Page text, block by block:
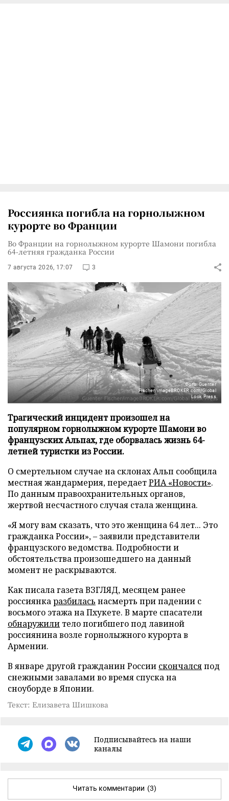
Россиянка погибла на горнолыжном
курорте во Франции
Во Франции на горнолыжном курорте Шамони погибла
64-летняя гражданка России
7 августа 2026, 17:07 3
Фото: Guenter
Fischer/imageBROKER.com/Global
Look Press
Трагический инцидент произошел на
популярном горнолыжном курорте Шамони во
французских Альпах, где оборвалась жизнь 64-
летней туристки из России.
О смертельном случае на склонах Альп сообщила
местная жандармерия, передаетРИА «Новости».
По данным правоохранительных органов,
жертвой несчастного случая стала женщина.
«Я могу вам сказать, что это женщина 64 лет... Это
гражданка России», – заявили представители
французского ведомства. Подробности и
обстоятельства произошедшего на данный
момент не раскрываются.
Как писала газета ВЗГЛЯД, месяцем ранее
россиянкаразбилась насмерть при падении с
восьмого этажа на Пхукете. В марте спасатели
обнаружили тело погибшего под лавиной
россиянина возле горнолыжного курорта в
Армении.
В январе другой гражданин России скончалсяпод
снежными завалами во время спуска на
сноуборде в Японии.
Текст: Елизавета Шишкова
Подписывайтесь на наши
каналы
Читать комментарии (3)